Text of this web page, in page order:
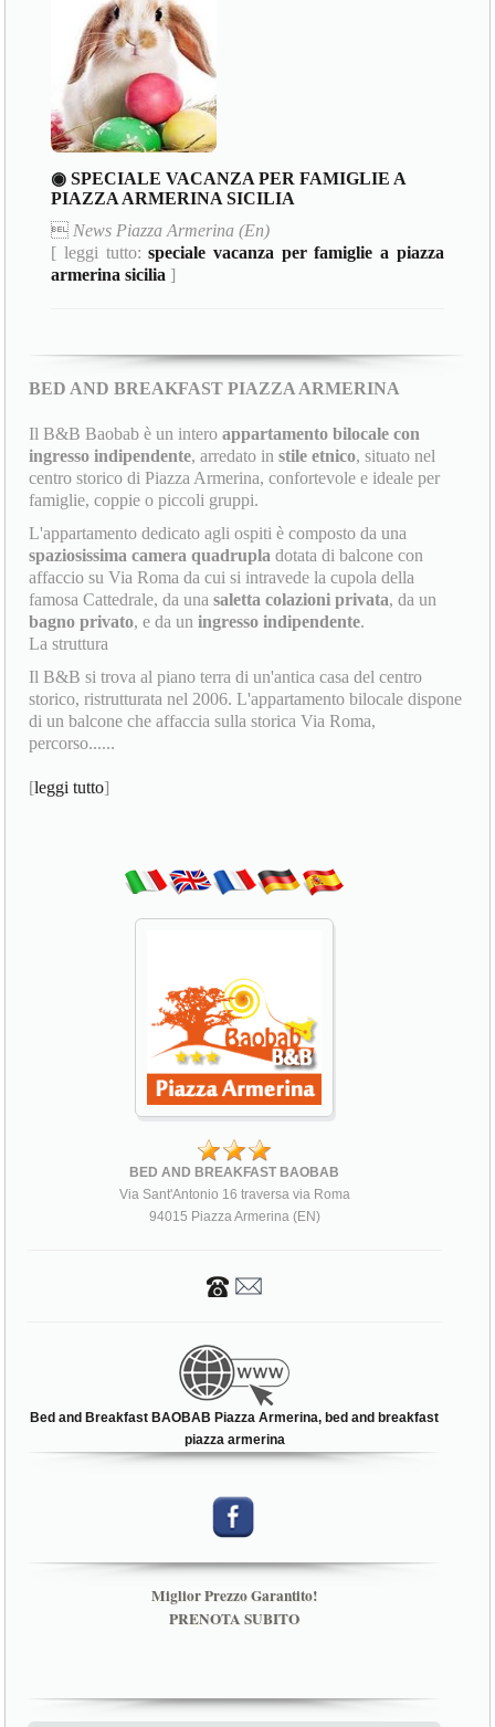
◉ SPECIALE VACANZA PER FAMIGLIE A
PIAZZA ARMERINA SICILIA
 News Piazza Armerina (En)
[ leggi tutto:speciale vacanza per famiglie a piazza
armerina sicilia ]
BED AND BREAKFAST PIAZZA ARMERINA
Il B&B Baobab è un interoappartamento bilocale con
ingresso indipendente, arredato instile etnico, situato nel
centro storico di Piazza Armerina, confortevole e ideale per
famiglie, coppie o piccoli gruppi.
L'appartamento dedicato agli ospiti è composto da una
spaziosissima camera quadrupla dotata di balcone con
affaccio su Via Roma da cui si intravede la cupola della
famosa Cattedrale, da unasaletta colazioni privata, da un
bagno privato, e da uningresso indipendente.
La struttura
Il B&B si trova al piano terra di un'antica casa del centro
storico, ristrutturata nel 2006. L'appartamento bilocale dispone
di un balcone che affaccia sulla storica Via Roma,
percorso......
[leggi tutto]
BED AND BREAKFAST BAOBAB
Via Sant'Antonio 16 traversa via Roma
94015 Piazza Armerina (EN)
Bed and Breakfast BAOBAB Piazza Armerina, bed and breakfast
piazza armerina
Miglior Prezzo Garantito!
PRENOTA SUBITO